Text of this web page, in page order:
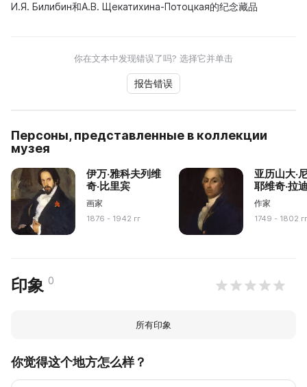
И.Я. Билибин和А.В. Щекатихина‑Потоцкая的纪念藏品
你在文本中发现错误了吗? 选择它并单击
报告错误
Персоны, представленные в коллекции
музея
伊万·雅科夫列维
奇·比里宾
画家
1876 - 1942 гг
亚历山大·
耶维奇·拉
作家
1749 - 1802
印象 0
所有印象
你觉得这个地方怎么样？